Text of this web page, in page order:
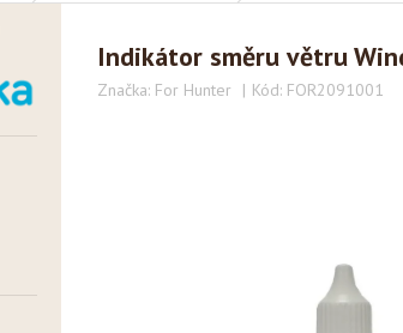
Indikátor směru větru
Značka: For Hunter Kód: FOR2091001